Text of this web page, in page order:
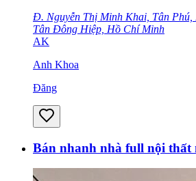
Đ. Nguyễn Thị Minh Khai, Tân Phú,
Tân Đông Hiệp, Hồ Chí Minh
AK
Anh Khoa
Đăng
Bán nhanh nhà full nội thất